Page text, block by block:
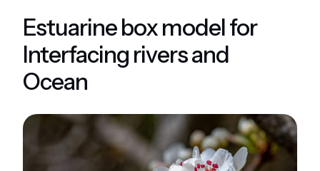
Estuarine box model for
Interfacing rivers and
Ocean